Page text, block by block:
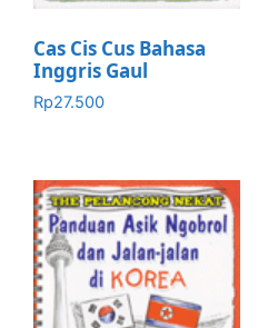
Cas Cis Cus Bahasa
Inggris Gaul
Rp27.500